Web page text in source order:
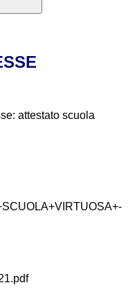
attestato scuola